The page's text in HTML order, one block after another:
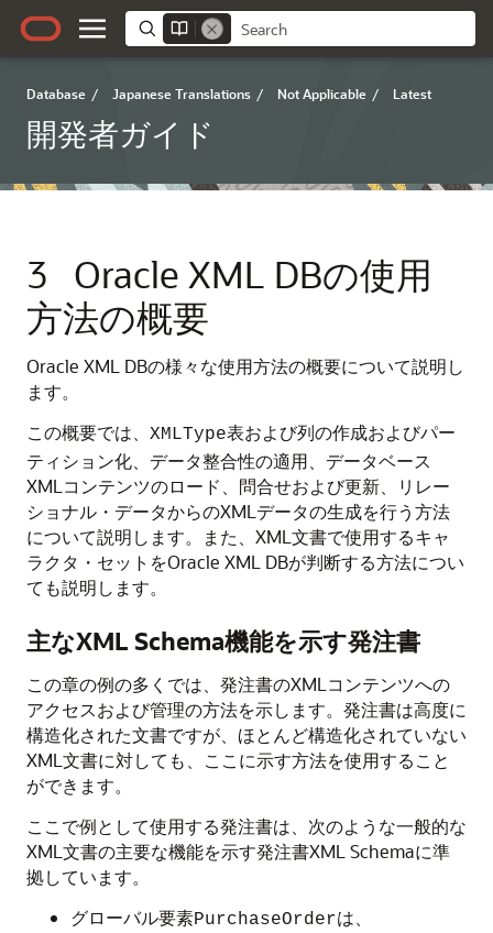
Database / Japanese Translations / Not Applicable / Latest
開発者ガイド
3
Oracle XML DBの使用
方法の概要
Oracle XML DBの様々な使用方法の概要について説明し
ます。
この概要では、 XMLType表および列の作成およびパー
ティション化、データ整合性の適用、データベース
XMLコンテンツのロード、問合せおよび更新、リレー
ショナル・データからのXMLデータの生成を行う方法
について説明します。また、XML文書で使用するキャ
ラクタ・セットをOracle XML DBが判断する方法につい
ても説明します。
主なXML Schema機能を示す発注書
この章の例の多くでは、発注書のXMLコンテンツへの
アクセスおよび管理の方法を示します。発注書は高度に
構造化された文書ですが、ほとんど構造化されていない
XML文書に対しても、ここに示す方法を使用すること
ができます。
ここで例として使用する発注書は、次のような一般的な
XML文書の主要な機能を示す発注書XML Schemaに準
拠しています。
グローバル要素PurchaseOrderは、